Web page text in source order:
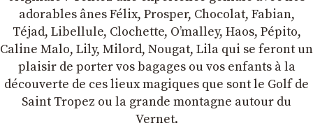
adorables ânes Félix, Prosper, Chocolat, Fabian,
Téjad, Libellule, Clochette, Oʼmalley, Haos, Pépito,
Caline Malo, Lily, Milord, Nougat, Lila qui se feront un
plaisir de porter vos bagages ou vos enfants à la
découverte de ces lieux magiques que sont le Golf de
Saint Tropez ou la grande montagne autour du
Vernet.